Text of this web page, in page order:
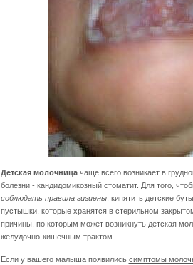
Детская молочницачаще всего возникает в
болезни - кандидомикозный стоматит. Для того,
соблюдать правила гигиены: кипятить детские
пустышки, которые хранятся в стерильном
причины, по которым может возникнуть детская
желудочно-кишечным трактом.
Если у вашего малыша появились симптомы